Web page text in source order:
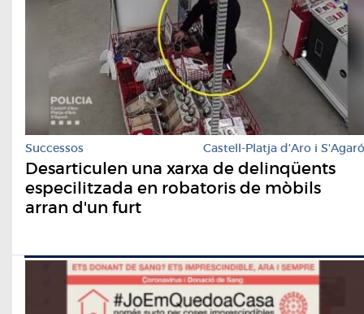
Successos Castell-Platja d'Aro i S'Agaró
Desarticulen una xarxa de delinqüents
especilitzada en robatoris de mòbils
arran d'un furt